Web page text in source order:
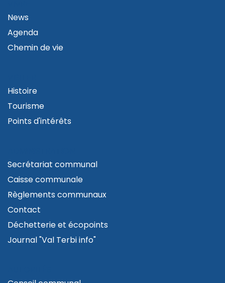
News
Agenda
Chemin de vie
Histoire
Tourisme
Points d'intérêts
Secrétariat communal
Caisse communale
Règlements communaux
Contact
Déchetterie et écopoints
Journal "Val Terbi info"